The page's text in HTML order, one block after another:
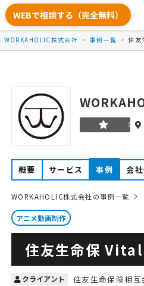
WEBで相談する（完全無料）
WORKAHOLIC株式会社 事例一覧 住友
シル
概要 サービス 事例 会
WORKAHOLIC株式会社の事例一覧
アニメ動画制作
住友生命保
クライアント 住友生命保険相互